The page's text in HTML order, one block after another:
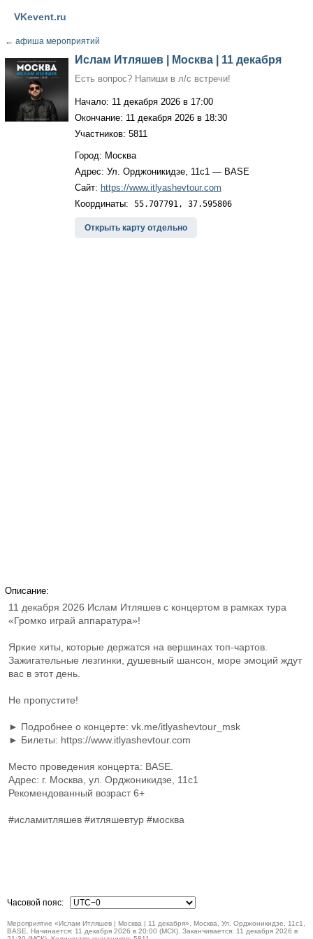
VKevent.ru
← афиша мероприятий
Ислам Итляшев | Москва | 11 декабря
Есть вопрос? Напиши в л/с встречи!
Начало: 11 декабря 2026 в 17:00
Окончание: 11 декабря 2026 в 18:30
Участников: 5811
Город: Москва
Адрес: Ул. Орджоникидзе, 11с1 — BASE
Сайт: https://www.itlyashevtour.com
Координаты: 55.707791, 37.595806
Открыть карту отдельно
Описание:
11 декабря 2026 Ислам Итляшев с концертом в рамках тура
«Громко играй аппаратура»!
Яркие хиты, которые держатся на вершинах топ-чартов.
Зажигательные лезгинки, душевный шансон, море эмоций ждут
вас в этот день.
Не пропустите!
► Подробнее о концерте: vk.me/itlyashevtour_msk
► Билеты: https://www.itlyashevtour.com
Место проведения концерта: BASE.
Адрес: г. Москва, ул. Орджоникидзе, 11с1
Рекомендованный возраст 6+
#исламитляшев #итляшевтур #москва
Часовой пояс:
Мероприятие «Ислам Итляшев | Москва | 11 декабря», Москва, Ул. Орджоникидзе, 11с1,
BASE. Начинается: 11 декабря 2026 в 20:00 (МСК). Заканчивается: 11 декабря 2026 в